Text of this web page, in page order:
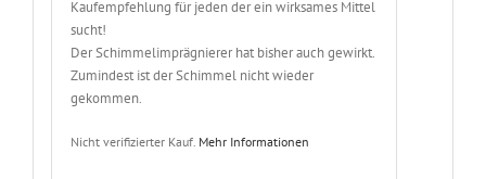
Kaufempfehlung für jeden der ein wirksames Mittel
sucht!
Der Schimmelimprägnierer hat bisher auch gewirkt.
Zumindest ist der Schimmel nicht wieder
gekommen.
Nicht verifizierter Kauf. Mehr Informationen